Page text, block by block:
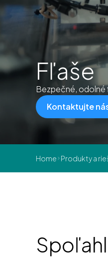
Fľaše
Bezpečné, odolné
Kontaktujte
Home Produkty a